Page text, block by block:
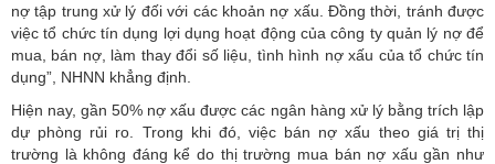
nợ tập trung xử lý đối với các khoản nợ xấu. Đồng thời, tránh được
việc tổ chức tín dụng lợi dụng hoạt động của công ty quản lý nợ để
mua, bán nợ, làm thay đổi số liệu, tình hình nợ xấu của tổ chức tín
dụng”, NHNN khẳng định.
Hiện nay, gần 50% nợ xấu được các ngân hàng xử lý bằng trích lập
dự phòng rủi ro. Trong khi đó, việc bán nợ xấu theo giá trị thị
trường là không đáng kể do thị trường mua bán nợ xấu gần như